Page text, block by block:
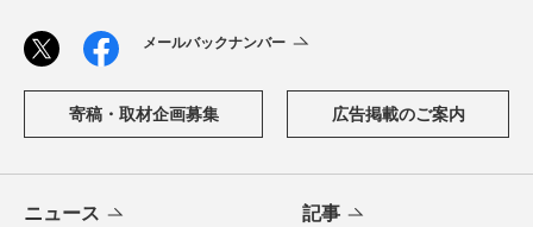
メールバックナンバー
寄稿・取材企画募集 広告掲載のご案内
ニュース 記事